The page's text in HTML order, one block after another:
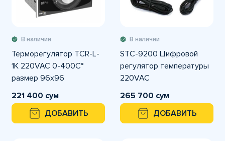
В наличии
Терморегулятор TCR-L-
1K 220VAC 0-400C°
размер 96x96
221 400 сум
ДОБАВИТЬ
В наличии
STC-9200 Цифровой
регулятор температуры
220VAC
265 700 сум
ДОБАВИТЬ